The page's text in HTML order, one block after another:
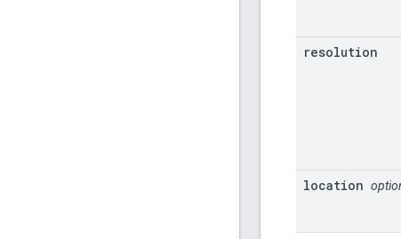
resolution
location